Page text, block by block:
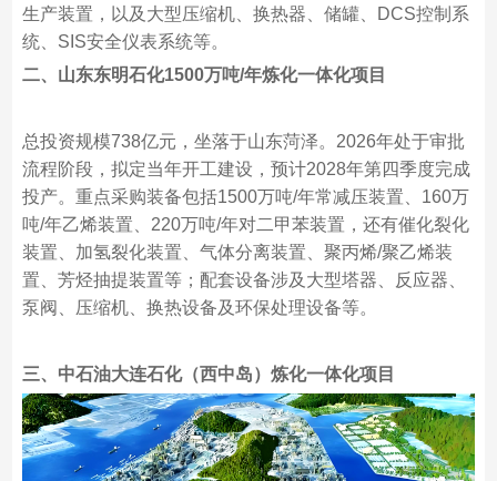
生产装置，以及大型压缩机、换热器、储罐、DCS控制系
统、SIS安全仪表系统等。
二、山东东明石化1500万吨/年炼化一体化项目
总投资规模738亿元，坐落于山东菏泽。2026年处于审批
流程阶段，拟定当年开工建设，预计2028年第四季度完成
投产。重点采购装备包括1500万吨/年常减压装置、160万
吨/年乙烯装置、220万吨/年对二甲苯装置，还有催化裂化
装置、加氢裂化装置、气体分离装置、聚丙烯/聚乙烯装
置、芳烃抽提装置等；配套设备涉及大型塔器、反应器、
泵阀、压缩机、换热设备及环保处理设备等。
三、中石油大连石化（西中岛）炼化一体化项目